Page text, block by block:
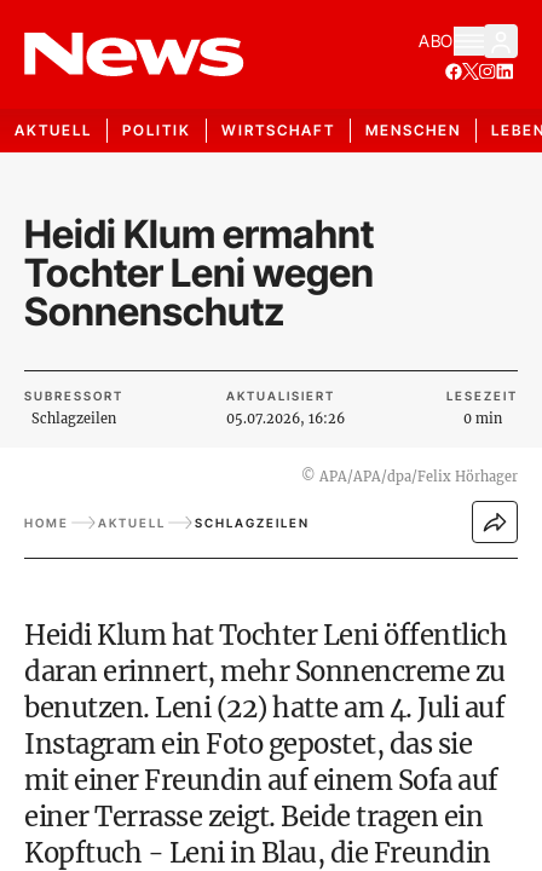
ABO
AKTUELL POLITIK WIRTSCHAFT MENSCHEN
Heidi Klum ermahnt
Tochter Leni wegen
Sonnenschutz
SUBRESSORT
Schlagzeilen
AKTUALISIERT
05.07.2026, 16:26
LESEZEIT
0 min
© APA/APA/dpa/Felix Hörhager
HOME AKTUELL SCHLAGZEILEN
Heidi Klum hat Tochter Leni öffentlich
daran erinnert, mehr Sonnencreme zu
benutzen. Leni (22) hatte am 4. Juli auf
Instagram ein Foto gepostet, das sie
mit einer Freundin auf einem Sofa auf
einer Terrasse zeigt. Beide tragen ein
Kopftuch - Leni in Blau, die Freundin